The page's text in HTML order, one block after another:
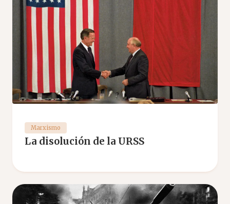
Marxismo
La disolución de la URSS